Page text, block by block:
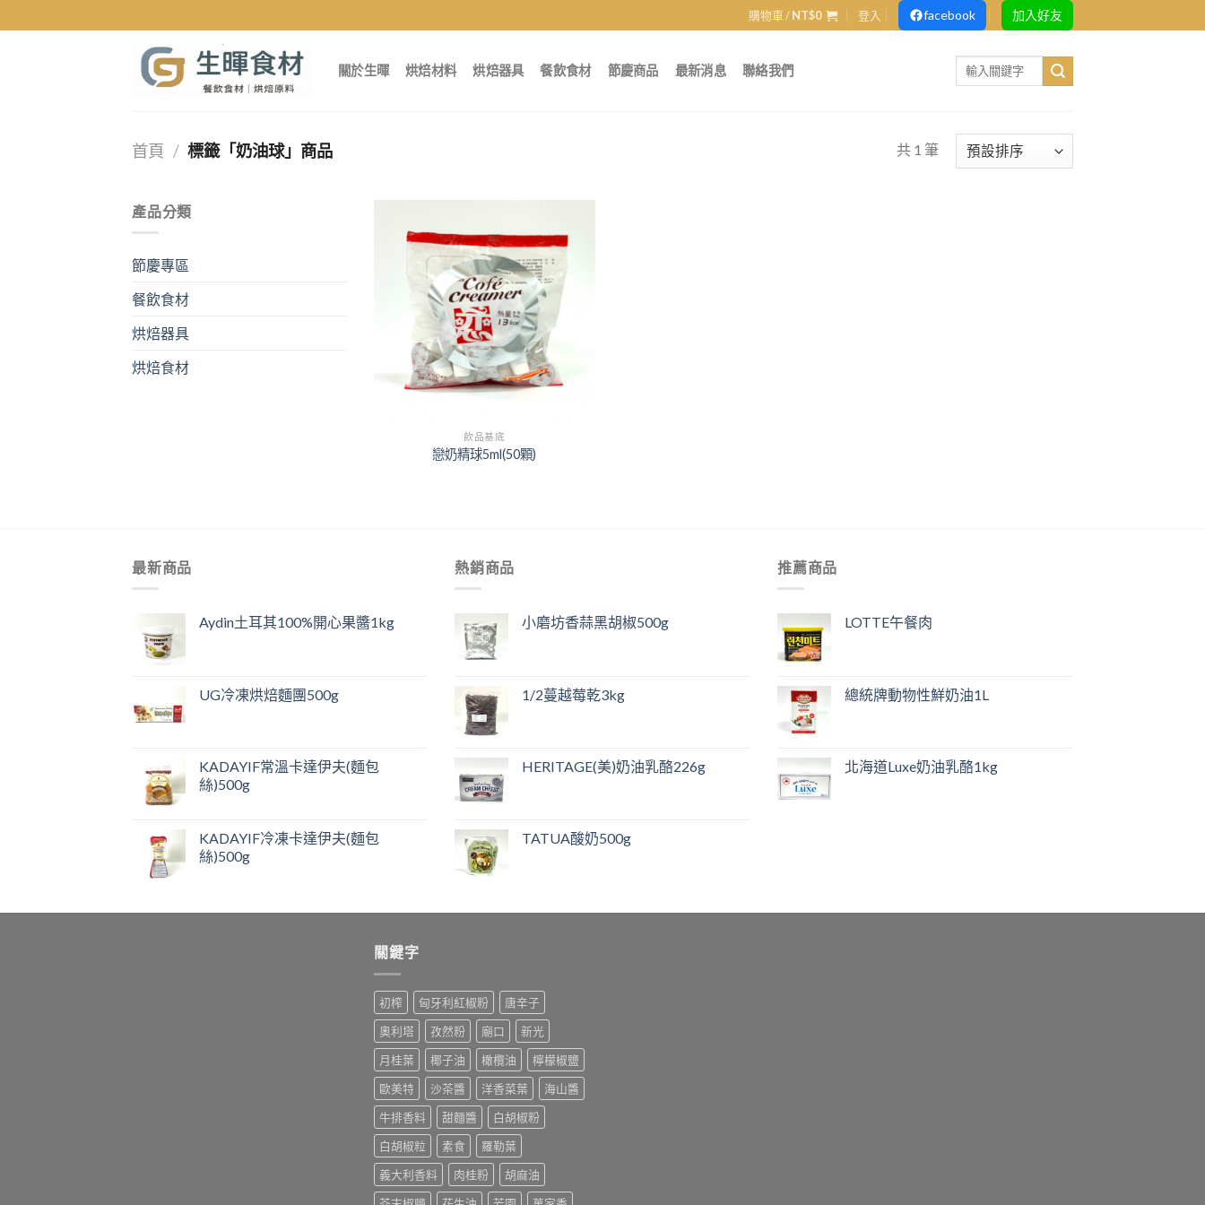
to
購物車 /NT$0 登入 facebook 加入好友
關於生暉 烘焙材料 烘焙器具 餐飲食材 節慶商品 最新消息 聯絡我們
Search
for:
首頁 / 標籤「奶油球」商品 共 1 筆
產品分類
節慶專區
餐飲食材
烘焙器具
烘焙食材
飲品基底
戀奶精球5ml(50顆)
最新商品
Aydin土耳其100%開心果醬1kg
UG冷凍烘焙麵團500g
KADAYIF常溫卡達伊夫(麵包
絲)500g
KADAYIF冷凍卡達伊夫(麵包
絲)500g
熱銷商品
小磨坊香蒜黑胡椒500g
1/2蔓越莓乾3kg
HERITAGE(美)奶油乳酪226g
TATUA酸奶500g
推薦商品
LOTTE午餐肉
總統牌動物性鮮奶油1L
北海道Luxe奶油乳酪1kg
關鍵字
初榨 匈牙利紅椒粉
唐辛子
奧利塔
孜然粉 廟口
新光
月桂葉
椰子油 橄欖油
檸檬椒鹽
歐美特
沙茶醬 洋香菜葉
海山醬
牛排香料
甜麵醬
白胡椒粉
白胡椒粒
素食
羅勒葉
義大利香料
肉桂粉
胡麻油